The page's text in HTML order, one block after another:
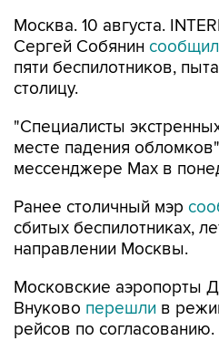
Москва. 10 августа.
Сергей Собянин сообщил
пяти беспилотников,
столицу.
"Специалисты
месте падения
мессенджере Max в
Ранее столичный мэр
сбитых беспилотниках,
направлении Москвы.
Московские аэропорты
Внуково перешли в
рейсов по согласованию.